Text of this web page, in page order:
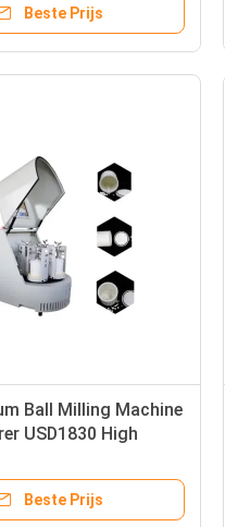
Beste Prijs
Ball Milling Machine
USD1830 High
Beste Prijs